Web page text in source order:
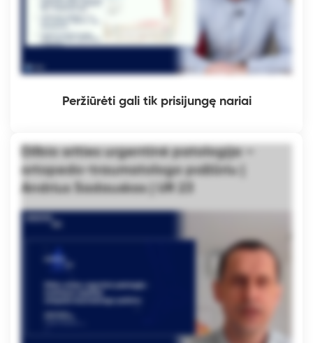
Peržiūrėti gali tik prisijungę nariai
Dilbio srities urgentinė patologija –
ortopedo-traumatologo požiūriu |
Andrius Sadauskas | UR 23